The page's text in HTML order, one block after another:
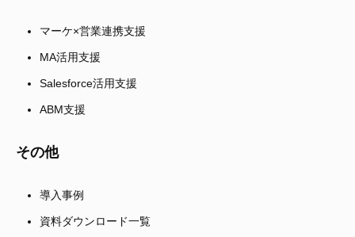
マーケ×営業連携支援
MA活用支援
Salesforce活用支援
ABM支援
その他
導入事例
資料ダウンロード一覧